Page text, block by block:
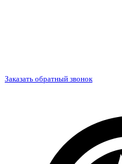
Заказать обратный звонок